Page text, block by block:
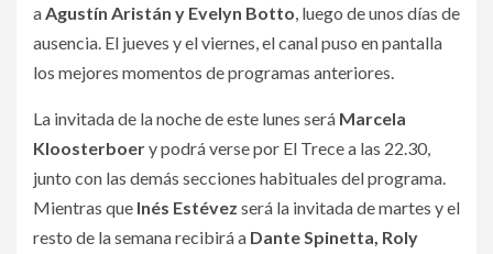
aAgustín Aristán y Evelyn Botto, luego de unos días de
ausencia. El jueves y el viernes, el canal puso en pantalla
los mejores momentos de programas anteriores.
La invitada de la noche de este lunes será Marcela
Kloosterboery podrá verse por El Trece a las 22.30,
junto con las demás secciones habituales del programa.
Mientras que Inés Estévez será la invitada de martes y el
resto de la semana recibirá a Dante Spinetta, Roly